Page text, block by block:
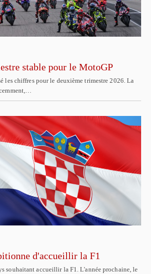
stable pour le MotoGP
les chiffres pour le deuxième trimestre 2026. La
d'accueillir la F1
souhaitant accueillir la F1. L'année prochaine, le